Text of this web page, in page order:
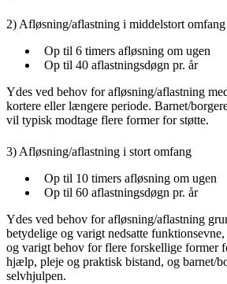
2) Afløsning/aflastning i middelstort omfang
Op til 6 timers afløsning om ugen
Op til 40 aflastningsdøgn pr. år
Ydes ved behov for afløsning/aflastning
kortere eller længere periode. Barnet/
vil typisk modtage flere former for støtte.
3) Afløsning/aflastning i stort omfang
Op til 10 timers afløsning om ugen
Op til 60 aflastningsdøgn pr. år
Ydes ved behov for afløsning/aflastning
betydelige og varigt nedsatte
og varigt behov for flere forskellige former
hjælp, pleje og praktisk bistand, og barnet/
selvhjulpen.